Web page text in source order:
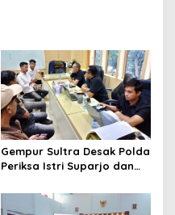
Gempur Sultra Desak Polda
Periksa Istri Suparjo dan
Kasus Tambang Ilegal